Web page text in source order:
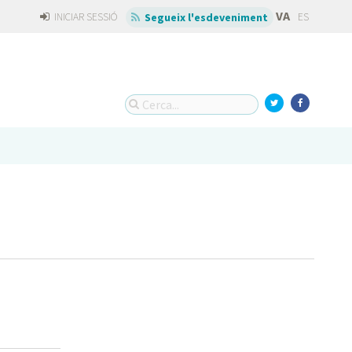
INICIAR SESSIÓ Segueix l'esdeveniment VA ES